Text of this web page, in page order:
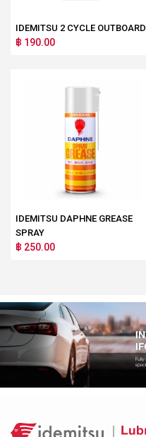
IDEMITSU 2 CYCLE OUTBOARD
฿ 190.00
IDEMITSU DAPHNE GREASE
SPRAY
฿ 250.00